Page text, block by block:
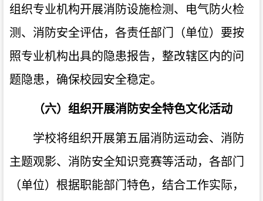
组织专业机构开展消防设施检测、电气防火检
测、消防安全评估，各责任部门（单位）要按
照专业机构出具的隐患报告，整改辖区内的问
题隐患，确保校园安全稳定。
（六）组织开展消防安全特色文化活动
学校将组织开展第五届消防运动会、消防
主题观影、消防安全知识竞赛等活动，各部门
（单位）根据职能部门特色，结合工作实际，